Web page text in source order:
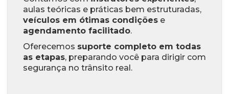
aulas teóricas e práticas bem estruturadas,
veículos em ótimas condições e
agendamento facilitado.
Oferecemos suporte completo em todas
as etapas, preparando você para dirigir com
segurança no trânsito real.